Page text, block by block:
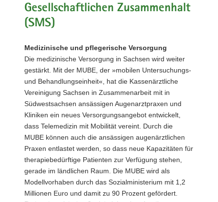
Gesellschaftlichen Zusammenhalt
(SMS)
Medizinische und pflegerische Versorgung
Die medizinische Versorgung in Sachsen wird weiter
gestärkt. Mit der MUBE, der »mobilen Untersuchungs-
und Behandlungseinheit«, hat die Kassenärztliche
Vereinigung Sachsen in Zusammenarbeit mit in
Südwestsachsen ansässigen Augenarztpraxen und
Kliniken ein neues Versorgungsangebot entwickelt,
dass Telemedizin mit Mobilität vereint. Durch die
MUBE können auch die ansässigen augenärztlichen
Praxen entlastet werden, so dass neue Kapazitäten für
therapiebedürftige Patienten zur Verfügung stehen,
gerade im ländlichen Raum. Die MUBE wird als
Modellvorhaben durch das Sozialministerium mit 1,2
Millionen Euro und damit zu 90 Prozent gefördert.